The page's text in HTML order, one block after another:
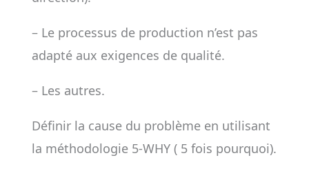
– Le processus de production n’est pas
adapté aux exigences de qualité.
– Les autres.
Définir la cause du problème en utilisant
la méthodologie 5-WHY ( 5 fois pourquoi).